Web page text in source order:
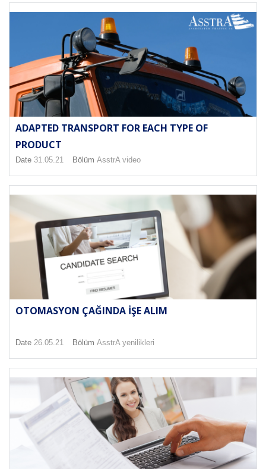
ADAPTED TRANSPORT FOR EACH TYPE OF
PRODUCT
Date 31.05.21 Bölüm AsstrA video
OTOMASYON ÇAĞINDA İŞE ALIM
Date 26.05.21 Bölüm AsstrA yenilikleri